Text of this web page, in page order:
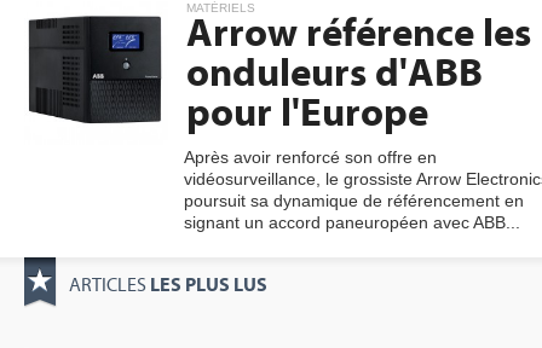
gratuite
MATÉRIELS
Arrow référence les
onduleurs d'ABB
pour l'Europe
Après avoir renforcé son offre en
vidéosurveillance, le grossiste Arrow
poursuit sa dynamique de référencement en
signant un accord paneuropéen avec ABB...
ARTICLES LES PLUS LUS